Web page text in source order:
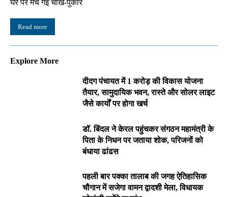
घर पर मच गई चीख-पुकार
Read more
Explore More
दीदग पंचायत में 1 करोड़ की विकास योजना
तैयार, सामुदायिक भवन, रास्ते और सोलर लाइट
जैसे कार्यों पर होगा खर्च
डॉ. बिंदल ने केरल पहुंचकर संगठन महामंत्री के
पिता के निधन पर जताया शोक, परिजनों को
बंधाया ढांढस
पहली बार पक्का तालाब की जगह ऐतिहासिक
चौगान में सजेगा वामन द्वादशी मेला, विधायक